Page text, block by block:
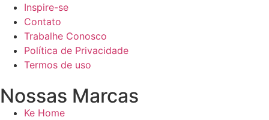
Inspire-se
Contato
Trabalhe Conosco
Política de Privacidade
Termos de uso
Nossas Marcas
Ke Home